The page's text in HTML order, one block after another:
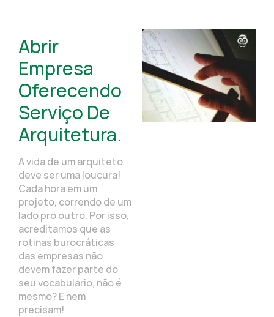
Abrir
Empresa
Oferecendo
Serviço De
Arquitetura.
A vida de um arquiteto
deve ser uma loucura!
Cada hora em um
projeto, correndo de um
lado pro outro. Por isso,
acreditamos que as
rotinas burocráticas
das empresas não
devem fazer parte do
seu vocabulário, não é
mesmo? E nem
precisam!